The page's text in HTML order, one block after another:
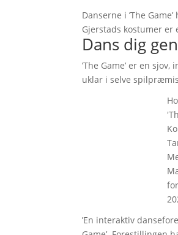
Danserne i ’The
Gjerstads kostumer er
Dans dig
’The Game’ er en
uklar i selve
’En interaktiv